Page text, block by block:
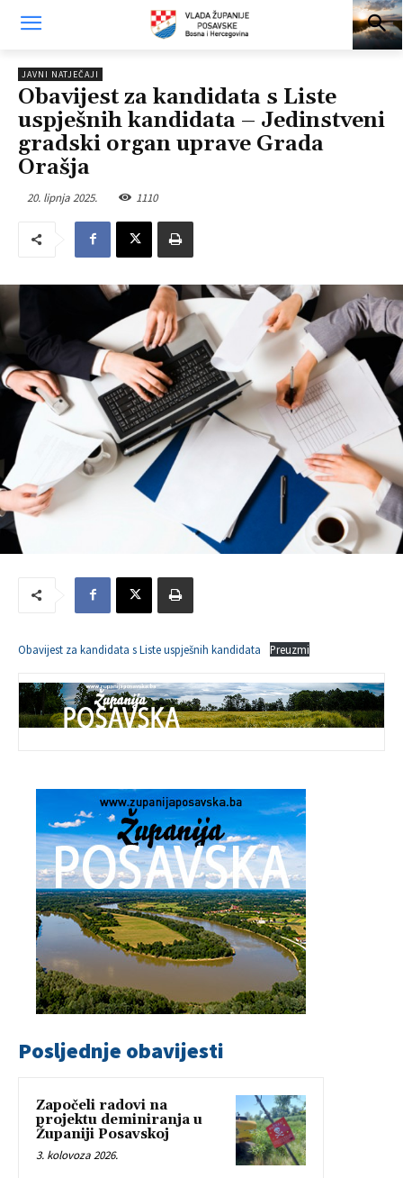
JAVNI NATJEČAJI
Obavijest za kandidata s Liste
uspješnih kandidata – Jedinstveni
gradski organ uprave Grada
Orašja
20. lipnja 2025. 1110
Obavijest za kandidata s Liste uspješnih kandidata Preuzmi
Posljednje obavijesti
Započeli radovi na
projektu deminiranja u
Županiji Posavskoj
3. kolovoza 2026.